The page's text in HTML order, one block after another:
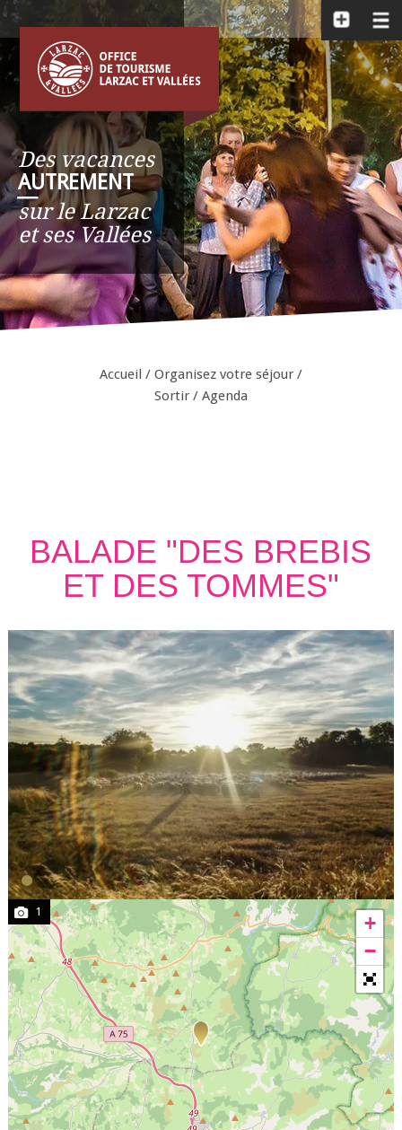
Des vacances
AUTREMENT
__
sur le Larzac
et ses Vallées
Accueil / Organisez votre séjour /
Sortir / Agenda
BALADE "DES BREBIS
ET DES TOMMES"
1
+
−